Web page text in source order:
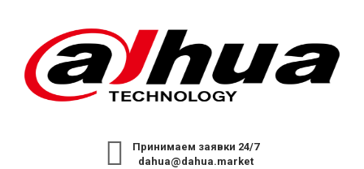
Принимаем заявки 24/7
dahua@dahua.market